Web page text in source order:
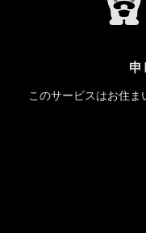
申
このサービスはお住ま